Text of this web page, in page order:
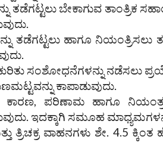
ತಡೆಗಟ್ಟಲು ಬೇಕಾಗುವ ತಾಂತ್ರಿಕ
ತಡೆಗಟ್ಟಲು ಹಾಗೂ
ಸಂಶೋಧನೆಗಳನ್ನು ನಡೆಸಲು
ಕಾಪಾಡುವುದು.
ಕಾರಣ, ಪರಿಣಾಮ ಹಾಗೂ
ಇದಕ್ಕಾಗಿ ಸಮೂಹ
ತ್ರಿಚಕ್ರ ವಾಹನಗಳು ಶೇ. 4.5